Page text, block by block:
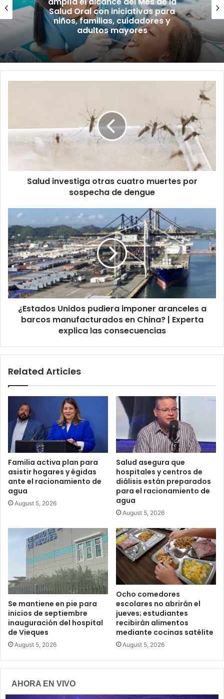
Salud Oral con iniciativas para
niños, familias, cuidadores y
adultos mayores
muertes
por
dengue
Salud investiga otras cuatro muertes por
sospecha de dengue
¿Estados
Unidos
pudiera
imponer
aranceles
a
barcos
manufacturados
en
China?
las
¿Estados Unidos pudiera imponer aranceles a
barcos manufacturados en China? | Experta
explica las consecuencias
Related Articles
Familia activa plan para
asistir hogares y égidas
ante el racionamiento de
agua
August 5, 2026
Salud asegura que
hospitales y centros de
diálisis están preparados
para el racionamiento de
agua
August 5, 2026
Se mantiene en pie para
inicios de septiembre
inauguración del hospital
de Vieques
August 5, 2026
Ocho comedores
escolares no abrirán el
jueves; estudiantes
recibirán alimentos
mediante cocinas satélite
August 5, 2026
AHORA EN VIVO